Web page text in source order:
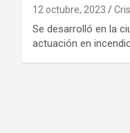
12 octubre, 2023
Se desarrolló en la
actuación en